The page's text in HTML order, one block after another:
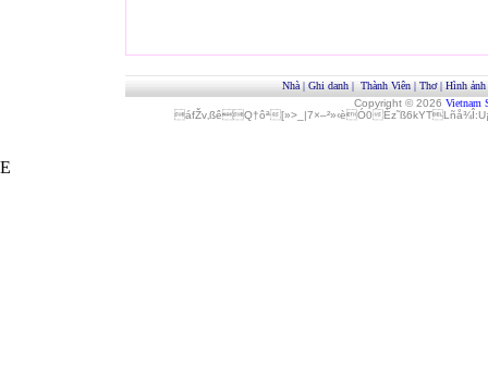
Nhà | Ghi danh | Thành Viên | Thơ| Hình ảnh
Copyright © 2026 Vietnam
áfŽv‚ßêQ†ôª[»>_|7×–²»‹èÓ0
E